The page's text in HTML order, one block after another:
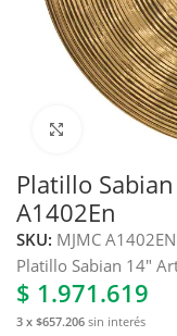
Haga clic
Platillo
A1402En
SKU: MJMC A1402EN
Platillo Sabian 14″
$ 1.971.619
3 x $657.206 sin interés